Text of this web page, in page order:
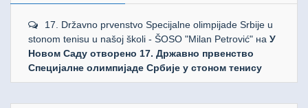
17. Državno prvenstvo Specijalne olimpijade Srbije u
stonom tenisu u našoj školi - ŠOSO "Milan Petrović" на У
Новом Саду отворено 17. Државно првенство
Специјалне олимпијаде Србије у стоном тенису